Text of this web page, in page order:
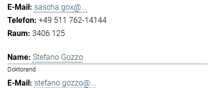
sascha.gox@...
+49 511 762-14144
3406 125
Stefano Gozzo
Doktorand
stefano.gozzo@...